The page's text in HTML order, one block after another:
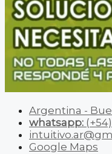
Argentina -
whatsapp:
Google Maps